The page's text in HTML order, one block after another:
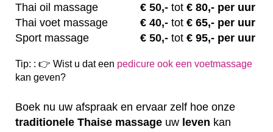
Thai oil massage
€ 50,- tot € 80,- per uur
Thai voet massage
€ 40,- tot € 65,- per uur
Sport massage
€ 50,- tot € 95,- per uur
Tip: : 👉 Wist u dat een pedicure ook een voetmassage
kan geven?
Boek nu uw afspraak en ervaar zelf hoe onze
traditionele Thaise massage uw leven kan